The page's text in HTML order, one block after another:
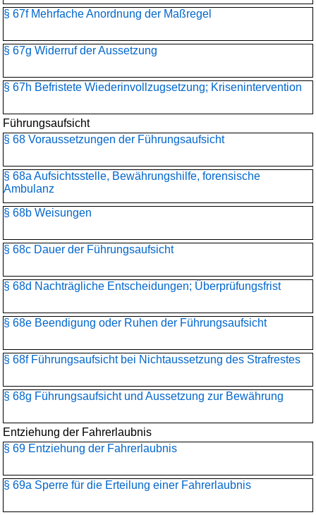
§ 67f Mehrfache Anordnung der Maßregel
§ 67g Widerruf der Aussetzung
§ 67h Befristete Wiederinvollzugsetzung; Krisenintervention
Führungsaufsicht
§ 68 Voraussetzungen der Führungsaufsicht
§ 68a Aufsichtsstelle, Bewährungshilfe, forensische
Ambulanz
§ 68b Weisungen
§ 68c Dauer der Führungsaufsicht
§ 68d Nachträgliche Entscheidungen; Überprüfungsfrist
§ 68e Beendigung oder Ruhen der Führungsaufsicht
§ 68f Führungsaufsicht bei Nichtaussetzung des Strafrestes
§ 68g Führungsaufsicht und Aussetzung zur Bewährung
Entziehung der Fahrerlaubnis
§ 69 Entziehung der Fahrerlaubnis
§ 69a Sperre für die Erteilung einer Fahrerlaubnis